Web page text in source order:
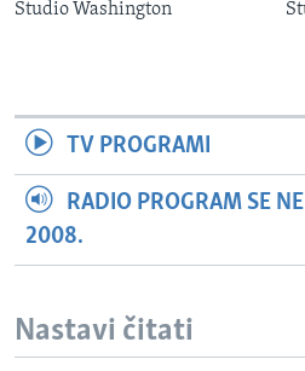
Studio Washington
TV PROGRAMI
RADIO PROGRAM SE
2008.
Nastavi čitati